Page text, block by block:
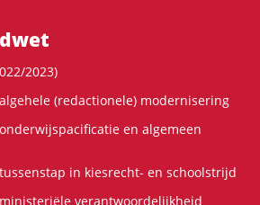
2023)
(redactionele) modernisering
en algemeen
in kiesrecht- en schoolstrijd
verantwoordelijkheid